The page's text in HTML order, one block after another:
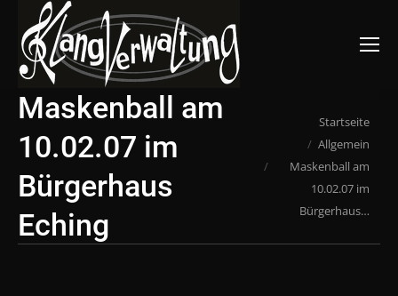
Suchen:
Maskenball am
10.02.07 im
Bürgerhaus
Eching
Du bist hier:Startseite
Allgemein
Maskenball am
10.02.07 im
Bürgerhaus…